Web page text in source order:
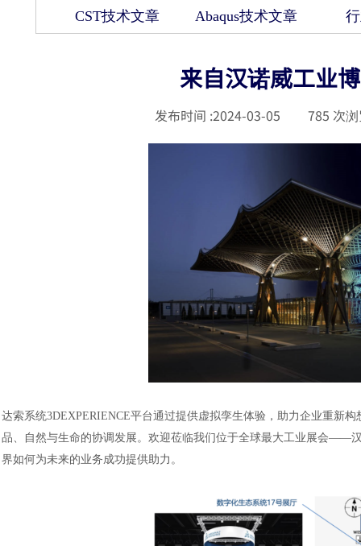
CST技术文章 Abaqus技术文章
来自汉诺威工业
发布时间 :2024-03-05 785 次
达索系统3DEXPERIENCE平台通过提供虚拟孪生体验，助力企业重新
品、自然与生命的协调发展。欢迎莅临我们位于全球最大工业展会——
界如何为未来的业务成功提供助力。